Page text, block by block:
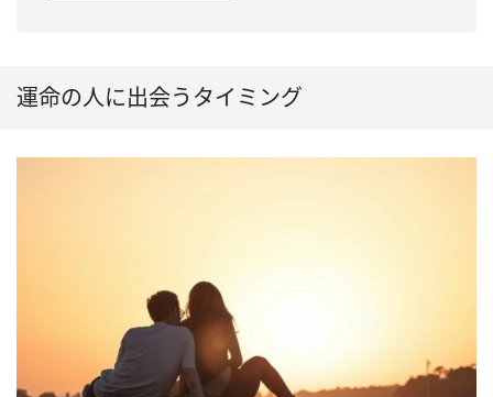
運命の人に出会うタイミング